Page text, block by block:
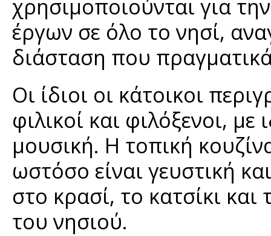
χρησιμοποιούνται για
έργων σε όλο το νησί,
διάσταση που
Οι ίδιοι οι κάτοικοι
φιλικοί και φιλόξενοι,
μουσική. Η τοπική
ωστόσο είναι γευστική
στο κρασί, το κατσίκι
του νησιού.